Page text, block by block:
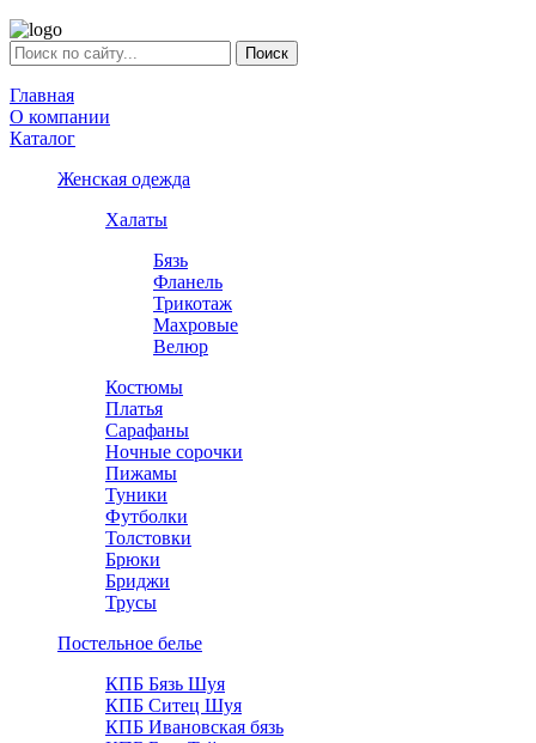
Главная
О компании
Каталог
Женская одежда
Халаты
Бязь
Фланель
Трикотаж
Махровые
Велюр
Костюмы
Платья
Сарафаны
Ночные сорочки
Пижамы
Туники
Футболки
Толстовки
Брюки
Бриджи
Трусы
Постельное белье
КПБ Бязь Шуя
КПБ Ситец Шуя
КПБ Ивановская бязь